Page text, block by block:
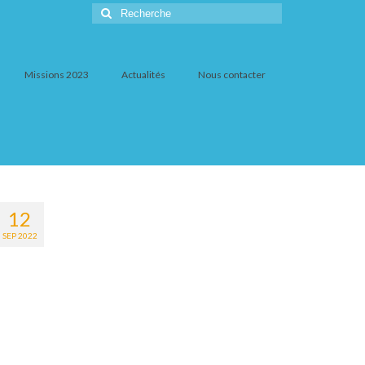
Rechercher
:
Missions 2023 Actualités Nous contacter
12
SEP 2022